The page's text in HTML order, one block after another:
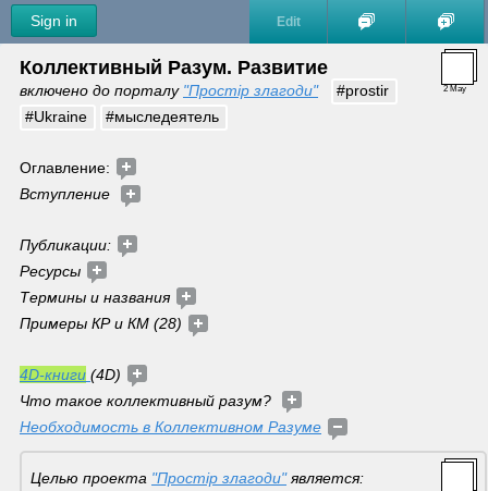
Sign in Edit
2 May
Коллективный Разум. Развитие
включено до порталу "Простір злагоди"
#prostir
#Ukraine
#мыследеятель
Оглавление:
Вступление
Публикации:
Ресурсы
Термины и названия
Примеры КР и КМ (28)
4D-книги (4D)
Что такое коллективный разум?
Необходимость в Коллективном Разуме
Целью проекта "Простір злагоди" является: